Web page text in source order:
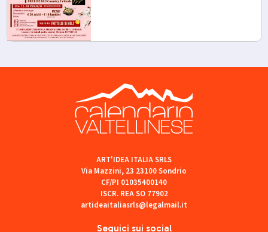
Seguici sui social
ART'IDEA ITALIA SRLS
Via Mazzini, 23 23100 Sondrio
CF/PI 01035400140
ISCR. REA SO 77902
artideaitaliasrls@legalmail.it